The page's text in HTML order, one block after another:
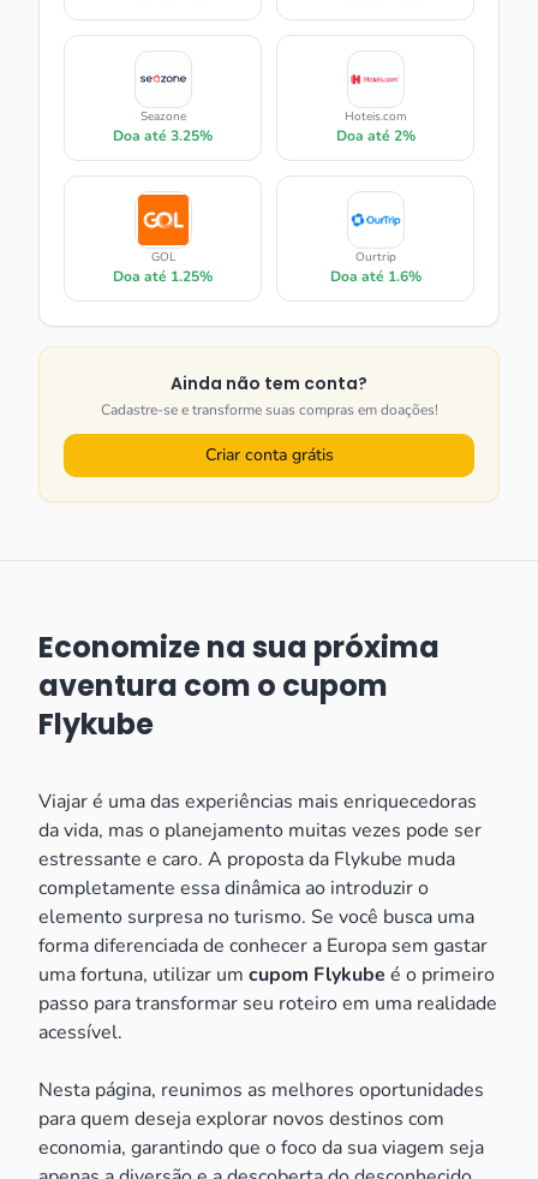
Seazone
Doa até 3.25%
Hoteis.com
Doa até 2%
GOL
Doa até 1.25%
Ourtrip
Doa até 1.6%
Ainda não tem conta?
Cadastre-se e transforme suas compras em doações!
Criar conta grátis
Economize na sua próxima
aventura com o cupom
Flykube
Viajar é uma das experiências mais enriquecedoras
da vida, mas o planejamento muitas vezes pode ser
estressante e caro. A proposta da Flykube muda
completamente essa dinâmica ao introduzir o
elemento surpresa no turismo. Se você busca uma
forma diferenciada de conhecer a Europa sem gastar
uma fortuna, utilizar um cupom Flykube é o primeiro
passo para transformar seu roteiro em uma realidade
acessível.
Nesta página, reunimos as melhores oportunidades
para quem deseja explorar novos destinos com
economia, garantindo que o foco da sua viagem seja